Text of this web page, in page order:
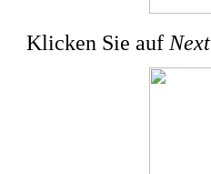
Klicken Sie auf Next